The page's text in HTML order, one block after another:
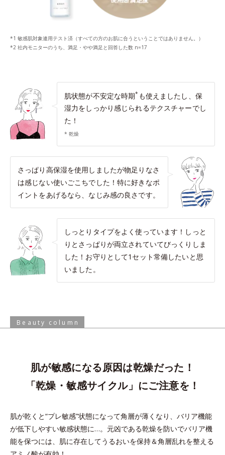
*1 敏感肌対象連用テスト済（すべての方のお肌に合うということではありません。）
*2 社内モニターのうち、満足・やや満足と回答した数 n=17
肌状態が不安定な時期* も使えましたし、保
湿力をしっかり感じられるテクスチャーでし
た！
* 乾燥
さっぱり高保湿を使用しましたが物足りなさ
は感じない使いごこちでした！特に好きなポ
イントをあげるなら、なじみ感の良さです。
しっとりタイプをよく使っています！しっと
りとさっぱりが両立されていてびっくりしま
した！お守りとして1セット常備したいと思
いました。
Beauty column
肌が敏感になる原因は乾燥だった！
「乾燥・敏感サイクル」にご注意を！
肌が乾くと“プレ敏感”状態になって角層が薄くなり、バリア機能
が低下しやすい敏感状態に…。 元凶である乾燥を防いでバリア機
能を保つには、肌に存在してうるおいを保持＆角層乱れを整える